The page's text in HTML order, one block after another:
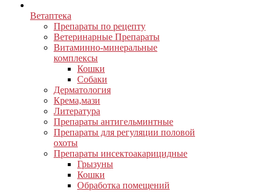
Ветаптека
Препараты по рецепту
Ветеринарные Препараты
Витаминно-минеральные
комплексы
Кошки
Собаки
Дерматология
Крема,мази
Литература
Препараты антигельминтные
Препараты для регуляции половой
охоты
Препараты инсектоакарицидные
Грызуны
Кошки
Обработка помещений